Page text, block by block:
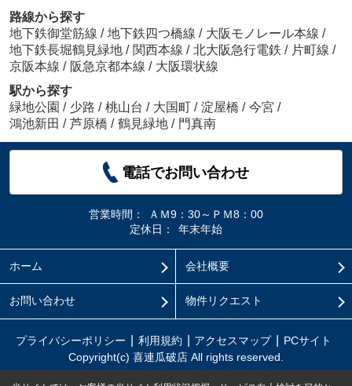
路線から探す
地下鉄御堂筋線 / 地下鉄四つ橋線 / 大阪モノレール本線 /
地下鉄長堀鶴見緑地 / 関西本線 / 北大阪急行電鉄 / 片町線 /
京阪本線 / 阪急京都本線 / 大阪環状線
駅から探す
緑地公園 / 少路 / 桃山台 / 大国町 / 淀屋橋 / 今宮 /
鴻池新田 / 芦原橋 / 鶴見緑地 / 門真南
電話でお問い合わせ
営業時間：
ＡＭ9：30～ＰＭ8：00
定休日：
年末年始
ホーム 会社概要
お問い合わせ 物件リクエスト
プライバシーポリシー 利用規約 アクセスマップ
PCサイト
Copyright(c) 喜連瓜破店 All rights reserved.